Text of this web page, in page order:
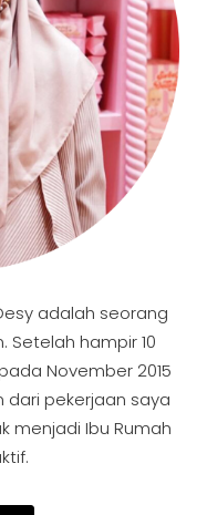
adalah seorang
Setelah hampir 10
November 2015
dari pekerjaan saya
menjadi Ibu Rumah